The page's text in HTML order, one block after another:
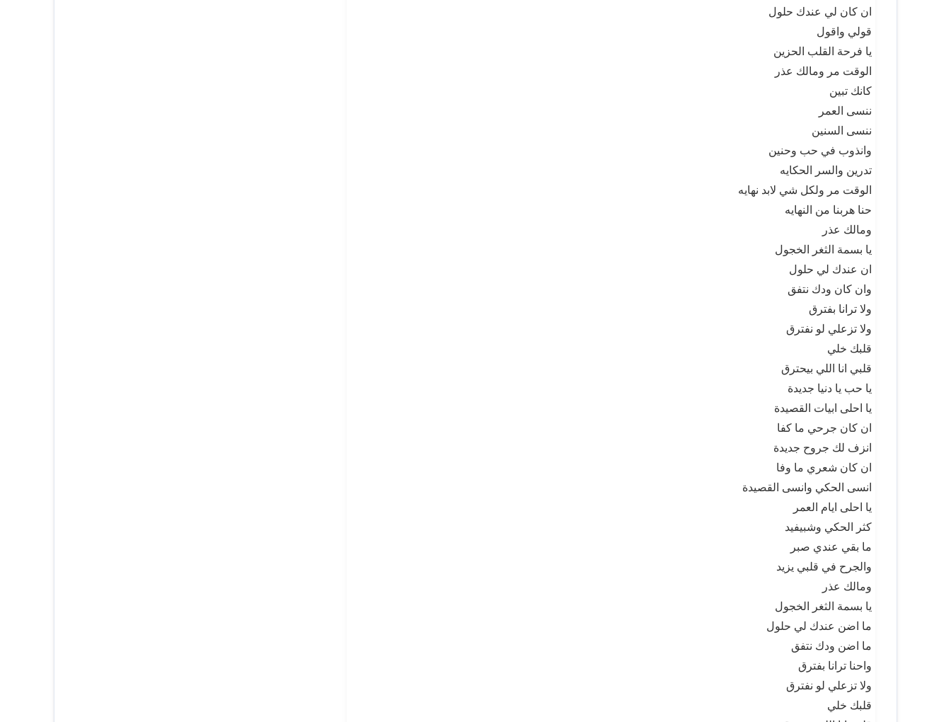
ان كان لي عندك حلول
قولي واقول
يا فرحة القلب الحزين
الوقت مر ومالك عذر
كانك تبين
ننسى العمر
ننسى السنين
وانذوب في حب وحنين
تدرين والسر الحكايه
الوقت مر ولكل شي لابد نهايه
حنا هربنا من النهايه
ومالك عذر
يا بسمة الثغر الخجول
ان عندك لي حلول
وان كان ودك نتفق
ولا ترانا بفترق
ولا تزعلي لو نفترق
قلبك خلي
قلبي انا اللي بيحترق
يا حب يا دنيا جديدة
يا احلى ابيات القصيدة
ان كان جرحي ما كفا
انزف لك جروح جديدة
ان كان شعري ما وفا
انسى الحكي وانسى القصيدة
يا احلى ايام العمر
كثر الحكي وشبيفيد
ما بقي عندي صبر
والجرح في قلبي يزيد
ومالك عذر
يا بسمة الثغر الخجول
ما اضن عندك لي حلول
ما اضن ودك نتفق
واحنا ترانا بفترق
ولا تزعلي لو نفترق
قلبك خلي